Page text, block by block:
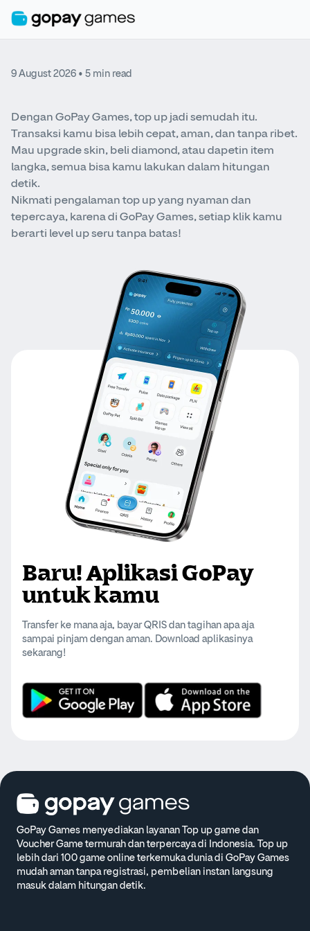
9 August 2026 • 5 min read
Dengan GoPay Games, top up jadi semudah itu.
Transaksi kamu bisa lebih cepat, aman, dan tanpa ribet.
Mau upgrade skin, beli diamond, atau dapetin item
langka, semua bisa kamu lakukan dalam hitungan
detik.
Nikmati pengalaman top up yang nyaman dan
tepercaya, karena di GoPay Games, setiap klik kamu
berarti level up seru tanpa batas!
Baru! Aplikasi GoPay
untuk kamu
Transfer ke mana aja, bayar QRIS dan tagihan apa aja
sampai pinjam dengan aman. Download aplikasinya
sekarang!
GoPay Games menyediakan layanan Top up game dan
Voucher Game termurah dan terpercaya di Indonesia. Top up
lebih dari 100 game online terkemuka dunia di GoPay Games
mudah aman tanpa registrasi, pembelian instan langsung
masuk dalam hitungan detik.